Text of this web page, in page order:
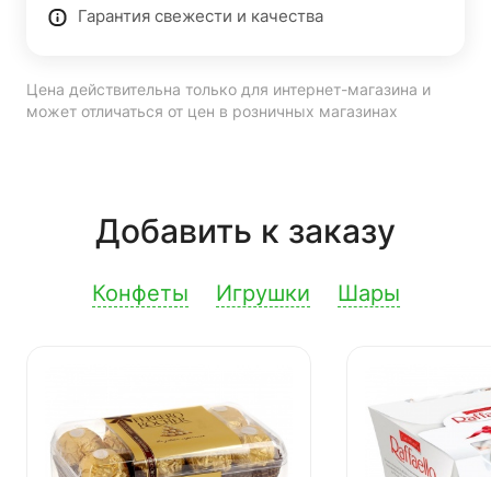
Гарантия свежести и качества
Цена действительна только для интернет-магазина и
может отличаться от цен в розничных магазинах
Добавить к заказу
Конфеты Игрушки Шары